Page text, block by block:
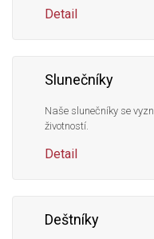
Detail
Slunečníky
Naše slunečníky se
životností.
Detail
Deštníky